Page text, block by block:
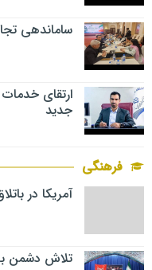
ساماندهی
ارتقای
جدید
فرهنگی
آمریکا در
تلاش دشمن